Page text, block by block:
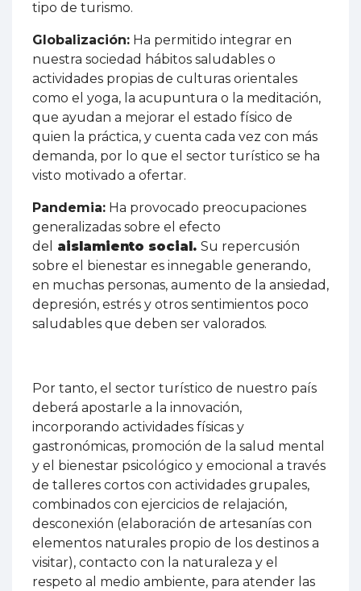
tipo de turismo.
Globalización: Ha permitido integrar en
nuestra sociedad hábitos saludables o
actividades propias de culturas orientales
como el yoga, la acupuntura o la meditación,
que ayudan a mejorar el estado físico de
quien la práctica, y cuenta cada vez con más
demanda, por lo que el sector turístico se ha
visto motivado a ofertar.
Pandemia: Ha provocado preocupaciones
generalizadas sobre el efecto
del
aislamiento social. Su repercusión
sobre el bienestar es innegable generando,
en muchas personas, aumento de la ansiedad,
depresión, estrés y otros sentimientos poco
saludables que deben ser valorados.
Por tanto, el sector turístico de nuestro país
deberá apostarle a la innovación,
incorporando actividades físicas y
gastronómicas, promoción de la salud mental
y el bienestar psicológico y emocional a través
de talleres cortos con actividades grupales,
combinados con ejercicios de relajación,
desconexión (elaboración de artesanías con
elementos naturales propio de los destinos a
visitar), contacto con la naturaleza y el
respeto al medio ambiente, para atender las